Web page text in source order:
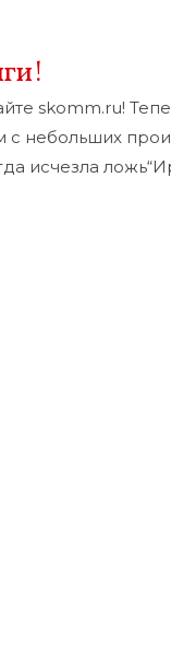
skomm.ru!
небольших
исчезла